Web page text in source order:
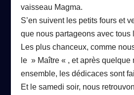
vaisseau Magma.
S’en suivent les petits fours et
que nous partageons avec tous
Les plus chanceux, comme
le » Maître « , et après quelque
ensemble, les dédicaces sont
Et le samedi soir, nous